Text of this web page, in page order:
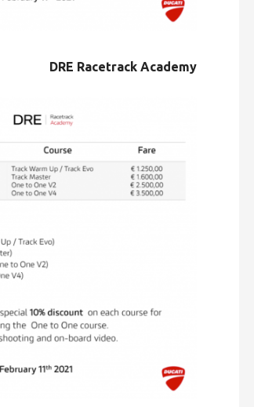
DRE Racetrack Academy